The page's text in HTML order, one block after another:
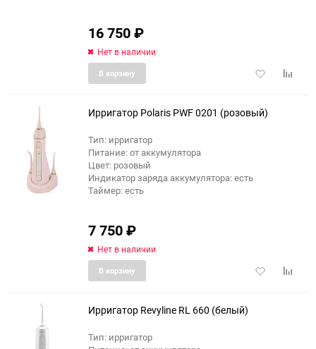
16 750₽
Нет в наличии
Добавить
В корзину
еще 12 фото
Ирригатор Polaris PWF 0201 (розовый)
Тип: ирригатор
Питание: от аккумулятора
Цвет: розовый
Индикатор заряда аккумулятора: есть
Таймер: есть
7 750₽
Нет в наличии
Добавить
В корзину
Ирригатор Revyline RL 660 (белый)
Тип: ирригатор